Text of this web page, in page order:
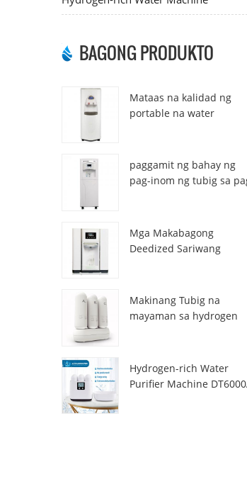
BAGONG PRODUKTO
Mataas na kalidad ng
portable na water
paggamit ng bahay ng
pag-inom ng tubig sa
Mga Makabagong
Deedized Sariwang
ZL9510W
Makinang Tubig na
mayaman sa hydrogen
Hydrogen-rich Water
Purifier Machine